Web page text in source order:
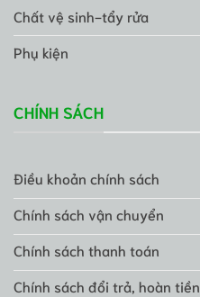
Chất vệ sinh-tẩy rửa
Phụ kiện
CHÍNH SÁCH
Điều khoản chính sách
Chính sách vận chuyển
Chính sách thanh toán
Chính sách đổi trả, hoàn tiền